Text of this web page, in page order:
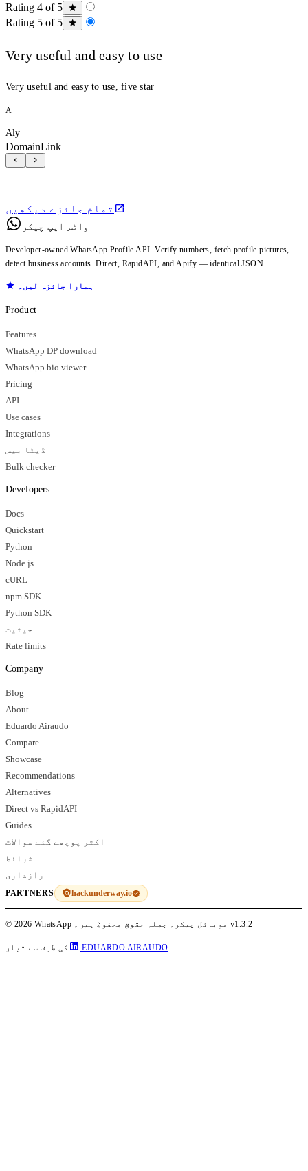
Rating 4 of 5
Rating 5 of 5
Very useful and easy to use
Very useful and easy to use, five star
A
Aly
DomainLink
تمام جائزے دیکھیں
واٹس ایپ چیکر
Developer-owned WhatsApp Profile API. Verify numbers, fetch profile pictures,
detect business accounts. Direct, RapidAPI, and Apify — identical JSON.
ہمارا جائزہ لیں۔
Product
Features
WhatsApp DP download
WhatsApp bio viewer
Pricing
API
Use cases
Integrations
ڈیٹا بیس
Bulk checker
Developers
Docs
Quickstart
Python
Node.js
cURL
npm SDK
Python SDK
حیثیت
Rate limits
Company
Blog
About
Eduardo Airaudo
Compare
Showcase
Recommendations
Alternatives
Direct vs RapidAPI
Guides
اکثر پوچھے گئے سوالات
شرائط
رازداری
PARTNERS hackunderway.io
© 2026 WhatsApp موبائل چیکر۔ جملہ حقوق محفوظ ہیں۔v1.3.2
کی طرف سے تیار EDUARDO AIRAUDO